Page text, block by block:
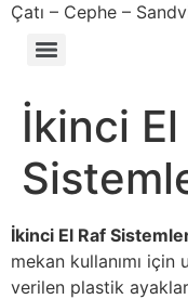
Çatı – Cephe –
İkinci
İkinci El Raf
mekan kullanımı
verilen plastik